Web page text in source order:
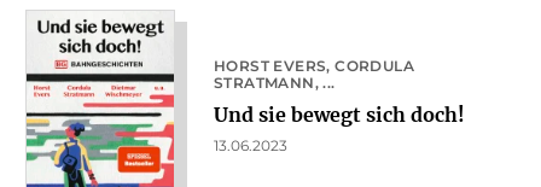
HORST EVERS CORDULA
STRATMANN, ...
Und sie bewegt sich doch!
13.06.2023